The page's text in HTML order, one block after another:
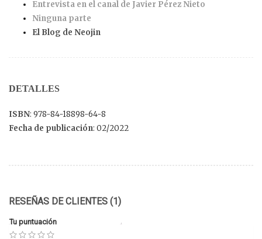
Entrevista en el canal de Javier Pérez Nieto
Ninguna parte
El Blog de Neojin
DETALLES
ISBN: 978-84-18898-64-8
Fecha de publicación: 02/2022
RESEÑAS DE CLIENTES (1)
Tu puntuación